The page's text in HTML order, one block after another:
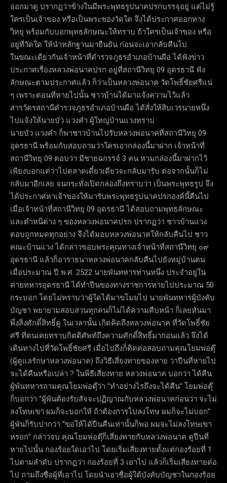
ออกมาดู ปรากฏว่าข้างในมีพระพุทธรูปนาคปรกบรรจุอยู่ แต่ไม่รู้
ใครเป็นเจ้าของ หรือเป็นพระของวัดใด จึงได้ประกาศออกทาง
วิทยุ พร้อมกับบอกพุทธลักษณะให้ทราบ ถ้าใครเป็นเจ้าของ หรือ
อยู่ที่วัดใด ให้นำหลักฐานมายืนยัน ก่อนจะเอากลับคืนไป
ในขณะเดียวกันเจ้าหน้าที่ตำรวจภูธรอำเภอบ้านผือ ได้ฟังข่าว
ประกาศเรื่องหลวงพ่อนาคปรก อยู่ที่สถานีวิทยุ 09 อุดรธานี ฟัง
ลักษณะตามประกาศแล้ว ก็ว่าเป็นหลวงพ่อนาค วัดโพธิ์ชัยศรีแน่
ๆ เพราะตอนที่หายไปนั้น ชาวบ้านได้มาแจ้งความไว้แล้ว
สารวัตรสถานีตำรวจภูธรอำเภอบ้านผือ ได้สั่งให้สิบเวรนายหนึ่ง
ไปแจ้งให้นายบัว แวงคำ ผู้ใหญ่บ้านแวงทราบ
นายบัว แวงคำ ก็พาชาวบ้านไปรับหลวงพ่อนาคที่สถานีวิทยุ 09
อุดรธานี พร้อมกับสอบถามว่าใครเอากล่องนี้มาฝาก เจ้าหน้าที่
สถานีวิทยุ 09 ตอบว่า มีชายฉกรรจ์ 3 คน หามกล่องนี้มาฝากไว้
เพียงบอกแต่ว่าไปตลาดเดี๋ยวเดียวจะกลับมารับ ต่อจากนั้นก็ไม่
กลับมาอีกเลย จนกระทั่งเปิดกล่องถึงทราบว่า เป็นพระพุทธรูป จึง
ได้ประกาศหาเจ้าของให้มารับพระพุทธรูปนาคปรกองค์นี้คืนไป
เมื่อเจ้าหน้าที่สถานีวิทยุ 09 อุดรธานี ได้สอบถามพุทธลักษณะ
และตำหนิต่าง ๆ ของหลวงพ่อนาคปรก ปรากฏว่า ชาวบ้านแวง
ตอบถูกหมดทุกอย่าง จึงได้มอบหลวงพ่อนาคให้กลับคืนไป ชาว
คณะบ้านแวง ได้กล่าวขอบพระคุณทางเจ้าหน้าที่สถานีวิทยุ ๐๙
อุดรธานี แล้วก็อาราธนาหลวงพ่อนาคกลับคืนไปยังหมู่บ้านตน
เมื่อประมาณ ปี พ.ศ. 2522 นายพันทหารท่านหนึ่ง ประจำอยู่ใน
ค่ายทหารอุดรธานี ได้ทำปืนของทางราชการหายไปประมาณ 50
กระบอก โดยไม่ทราบว่าผู้ใดได้มาขโมยไป นายพันทหารผู้บังคับ
บัญชา พยายามสอบสวนทุกคนก็ไม่ได้ความคืบหน้า ก็เลยหันมา
พึ่งสิ่งศักดิ์สิทธิ์ดู ในเวลานั้น เกิดคิดถึงหลวงพ่อนาค ที่วัดโพธิ์ชัย
ศรี ที่ตนเคยทราบกิตติศัพท์ถึงความศักดิ์สิทธิ์มาก่อนแล้ว จึงได้
เดินทางไปที่วัดโพธิ์ชัยศรี เมื่อไปถึงก็ติดต่อสอบถามคุณโยมพ่อตุ๊
(ผู้ดูแลรักษาหลวงพ่อนาค) ถึงวิธีเสี่ยงทายของหาย ว่าปืนที่หายไป
จะได้คืนหรือเปล่า ? ในพิธีเสี่ยงทาย หลวงพ่อนาค บอกว่า ได้คืน
ผู้พันทหารถามคุณโยมพ่อตุ๊ว่า “ทำอย่างไรถึงจะได้คืน” โยมพ่อตุ๊
ก็บอกว่า “ผู้พันต้องรับสัจจะปฏิญาณกับหลวงพ่อนาคก่อนว่า จะไม่
ลงโทษเขา ผมก็จะบอกให้ ถ้าต้องการไปลงโทษ ผมก็จะไม่บอก”
ผู้พันก็รับปากว่า “ขอให้ได้ปืนคืนเท่านั้นก็พอ ผมจะไม่ลงโทษเขา
หรอก” กล่าวจบ คุณโยมพ่อตุ๊ก็เสี่ยงทายกับหลวงพ่อนาค ดูปืนที่
หายไปนั้น กองร้อยใดเอาไป โดยเริ่มเสี่ยงทายตั้งแต่กองร้อยที่ 1
ไปตามลำดับ ปรากฏว่า กองร้อยที่ 3 เอาไป แล้วก็เริ่มเสี่ยงทายต่อ
ไป ถามถึงชื่อผู้ที่เอาไป โดยนำเอาชื่อผู้ใต้บังคับบัญชาในกองร้อย